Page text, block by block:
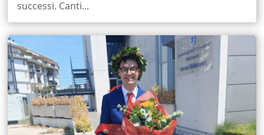
successi. Canti...